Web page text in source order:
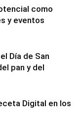
como
y eventos
Día de San
pan y del
Digital en los